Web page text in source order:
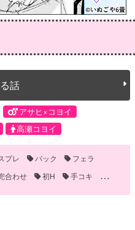
話
アサヒ×コヨイ
高瀬コヨイ
プレ バック
フェラ
合わせ 初H
手コキ